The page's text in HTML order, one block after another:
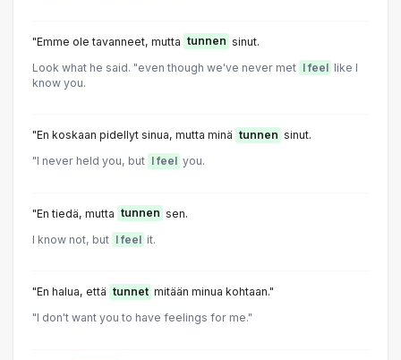
"Emme ole tavanneet, mutta tunnen sinut.
Look what he said. "even though we've never met I feel like I
know you.
"En koskaan pidellyt sinua, mutta minä tunnen sinut.
"I never held you, but I feel you.
"En tiedä, mutta tunnen sen.
I know not, but I feel it.
"En halua, että tunnet mitään minua kohtaan."
"I don't want you to have feelings for me."